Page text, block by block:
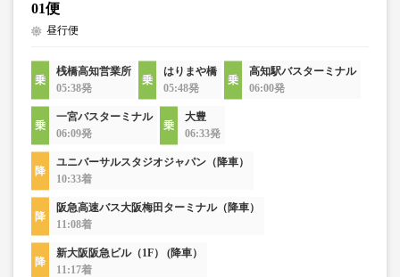
01便
昼行便
桟橋高知営業所
05:38発
はりまや橋
05:48発
高知駅バスターミナル
06:00発
一宮バスターミナル
06:09発
大豊
06:33発
ユニバーサルスタジオジャパン（降車）
10:33着
阪急高速バス大阪梅田ターミナル（降車）
11:08着
新大阪阪急ビル（1F） (降車）
11:17着